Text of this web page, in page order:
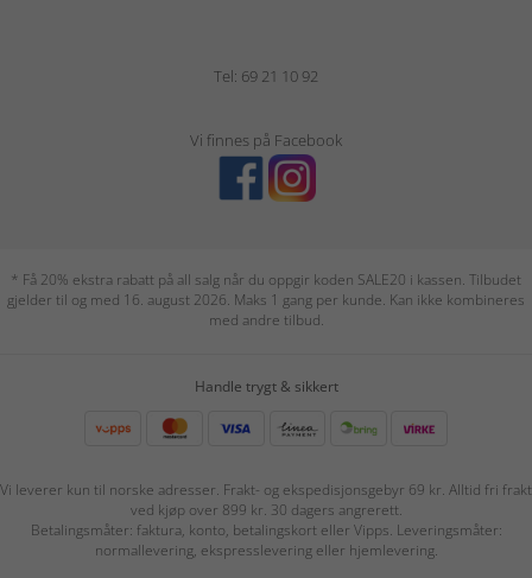
Tel: 69 21 10 92
Vi finnes på Facebook
* Få 20% ekstra rabatt på all salg når du oppgir koden SALE20 i kassen. Tilbudet
gjelder til og med 16. august 2026. Maks 1 gang per kunde. Kan ikke kombineres
med andre tilbud.
Handle trygt & sikkert
Vi leverer kun til norske adresser. Frakt- og ekspedisjonsgebyr 69 kr. Alltid fri frakt
ved kjøp over 899 kr. 30 dagers angrerett.
Betalingsmåter: faktura, konto, betalingskort eller Vipps. Leveringsmåter:
normallevering, ekspresslevering eller hjemlevering.